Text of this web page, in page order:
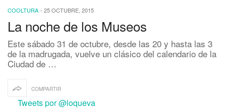
COOLTURA - 25 OCTUBRE, 2015
La noche de los Museos
Este sábado 31 de octubre, desde las 20 y hasta las 3
de la madrugada, vuelve un clásico del calendario de la
Ciudad de …
COMPARTIR
Tweets por @loqueva